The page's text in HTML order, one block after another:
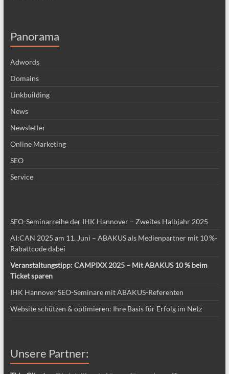
Panorama
Adwords
Domains
Linkbuilding
News
Newsletter
Online Marketing
SEO
Service
SEO-Seminarreihe der IHK Hannover – Zweites Halbjahr 2025
AI:CAN 2025 am 11. Juni – ABAKUS als Medienpartner mit 10 %-
Rabattcode dabei
Veranstaltungstipp: CAMPIXX 2025 – Mit ABAKUS 10 % beim
Ticket sparen
IHK Hannover SEO-Seminare mit ABAKUS-Referenten
Website schützen & optimieren: Ihre Basis für Erfolg im Netz
Unsere Partner: